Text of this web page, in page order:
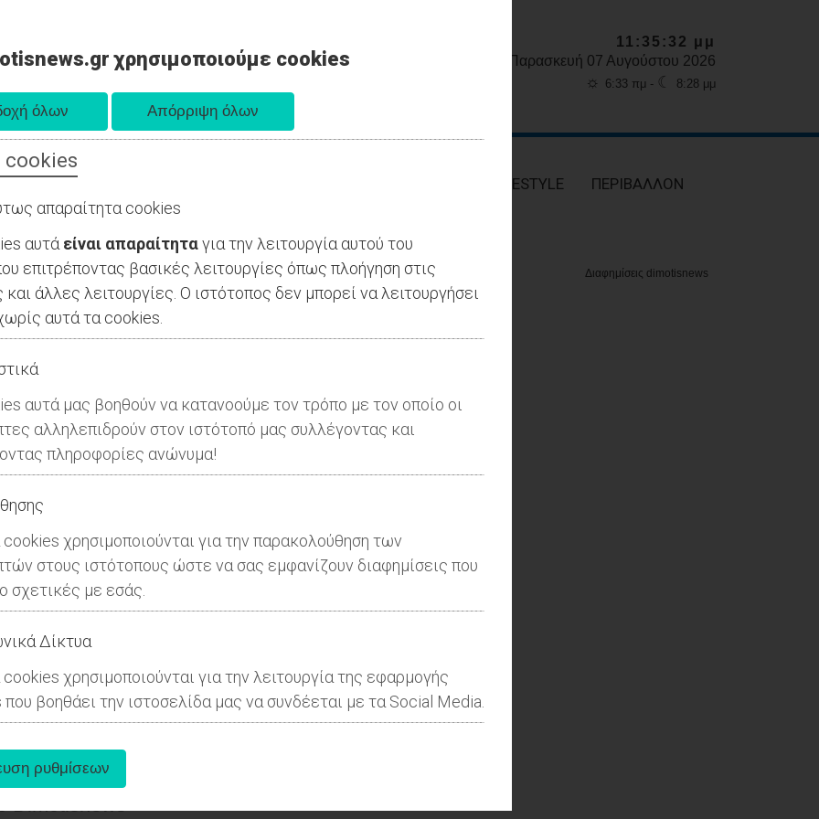
χρησιμοποιούμε cookies
απαραίτητα cookies
αυτά είναι απαραίτηταγια την λειτουργία αυτού του
επιτρέποντας βασικές λειτουργίες όπως πλοήγηση στις
και άλλες λειτουργίες. Ο ιστότοπος δεν μπορεί να λειτουργήσει
αυτά τα cookies.
αυτά μας βοηθούν να κατανοούμε τον τρόπο με τον οποίο οι
αλληλεπιδρούν στον ιστότοπό μας συλλέγοντας και
πληροφορίες ανώνυμα!
χρησιμοποιούνται για την παρακολούθηση των
στους ιστότοπους ώστε να σας εμφανίζουν διαφημίσεις που
σχετικές με εσάς.
Δίκτυα
χρησιμοποιούνται για την λειτουργία της εφαρμογής
βοηθάει την ιστοσελίδα μας να συνδέεται με τα Social Media.
11:35:33 μμ
Παρασκευή 07 Αυγούστου 2026
☼ 6:33 πμ - ☾ 8:28 μμ
LIFESTYLE ΠΕΡΙΒΑΛΛΟΝ
των ιδιοκτητών ακινήτων στη
Πικέρμίου